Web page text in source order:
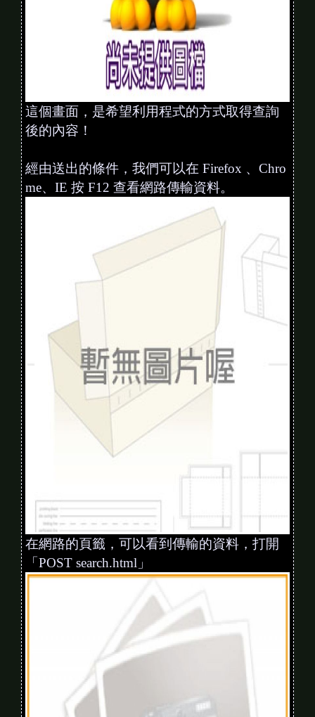
這個畫面，是希望利用程式的方式取得查詢
後的內容！
經由送出的條件，我們可以在 Firefox 、Chro
me、IE 按 F12 查看網路傳輸資料。
在網路的頁籤，可以看到傳輸的資料，打開
「POST search.html」